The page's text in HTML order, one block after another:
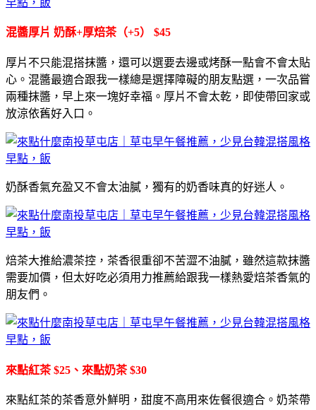
混醬厚片 奶酥+厚焙茶（+5） $45
厚片不只能混搭抹醬，還可以選要去邊或烤酥一點會不會太貼
心。混醬最適合跟我一樣總是選擇障礙的朋友點選，一次品嘗
兩種抹醬，早上來一塊好幸福。厚片不會太乾，即使帶回家或
放涼依舊好入口。
奶酥香氣充盈又不會太油膩，獨有的奶香味真的好迷人。
焙茶大推給濃茶控，茶香很重卻不苦澀不油膩，雖然這款抹醬
需要加價，但太好吃必須用力推薦給跟我一樣熱愛焙茶香氣的
朋友們。
來點紅茶 $25、來點奶茶 $30
來點紅茶的茶香意外鮮明，甜度不高用來佐餐很適合。 奶茶帶